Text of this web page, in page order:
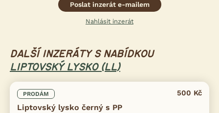
Poslat inzerát e-mailem
Nahlásit inzerát
DALŠÍ INZERÁTY S NABÍDKOU
LIPTOVSKÝ LYSKO (LL)
PRODÁM
Liptovský lysko černý s PP
500 Kč